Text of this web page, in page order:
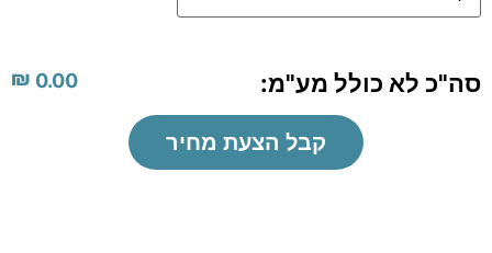
סה"כ לא כולל מע"מ: ₪ 0.00
קבל הצעת מחיר